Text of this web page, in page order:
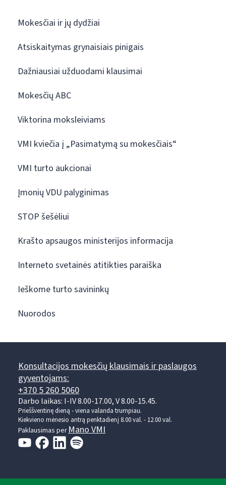
Mokesčiai ir jų dydžiai
Atsiskaitymas grynaisiais pinigais
Dažniausiai užduodami klausimai
Mokesčių ABC
Viktorina moksleiviams
VMI kviečia į „Pasimatymą su mokesčiais“
VMI turto aukcionai
Įmonių VDU palyginimas
STOP šešėliui
Krašto apsaugos ministerijos informacija
Interneto svetainės atitikties paraiška
Ieškome turto savininkų
Nuorodos
Konsultacijos mokesčių klausimais ir paslaugos
gyventojams:
+370 5 260 5060
Darbo laikas: I-IV 8.00-17.00, V 8.00-15.45.
Prieššventinę dieną - viena valanda trumpiau.
Kiekvieno mėnesio antrą penktadienį 8.00 val. - 12.00 val.
Paklausimas perMano VMI